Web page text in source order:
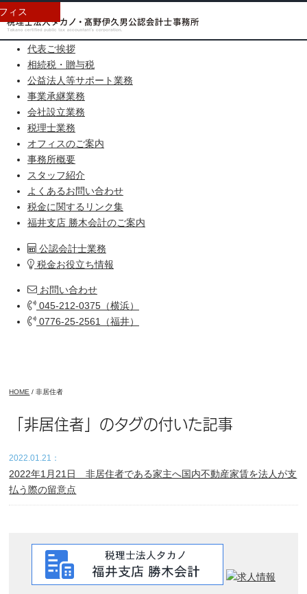
HOME
代表ご挨拶
相続税・贈与税
公益法人等サポート業務
事業承継業務
会社設立業務
税理士業務
オフィスのご案内
事務所概要
スタッフ紹介
よくあるお問い合わせ
税金に関するリンク集
福井支店 勝木会計のご案内
公認会計士業務
税金お役立ち情報
お問い合わせ
045-212-0375（横浜）
0776-25-2561（福井）
ィス
HOME /非居住者
「非居住者」のタグの付いた記事
2022.01.21：
2022年1月21日 非居住者である家主へ国内不動産家賃を法人が支
払う際の留意点